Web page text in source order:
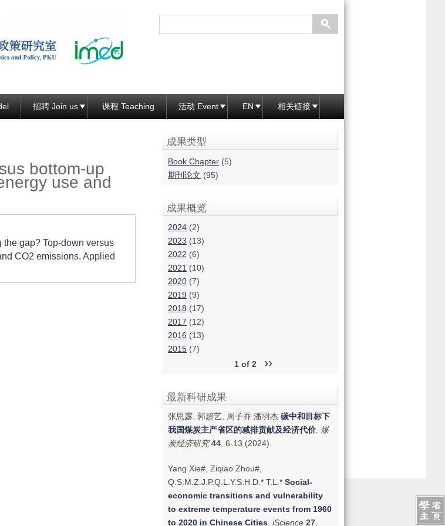
到
页
主
部
分
招聘 Join us 课程 Teaching 活动 Event EN 相关链接
bottom-up
use and
the gap? Top-down versus
CO2 emissions. Applied
成果类型
Book Chapter (5)
期刊论文 (95)
成果概览
2024 (2)
2023 (13)
2022 (6)
2021 (10)
2020 (7)
2019 (9)
2018 (17)
2017 (12)
2016 (13)
2015 (7)
1 of 2
››
最新科研成果
张思露, 郭超艺, 周子乔 潘羽杰 碳中和目标下
我国煤炭主产省区的减排贡献及经济代价. 煤
炭经济研究 44, 6-13 (2024).
Yang Xie#, Ziqiao Zhou#,
Q.S.M.Z.J.P.Q.L.Y.S.H.D.* T.L.* Social-
economic transitions and vulnerability
to extreme temperature events from 1960
to 2020 in Chinese Cities. iScience 27,